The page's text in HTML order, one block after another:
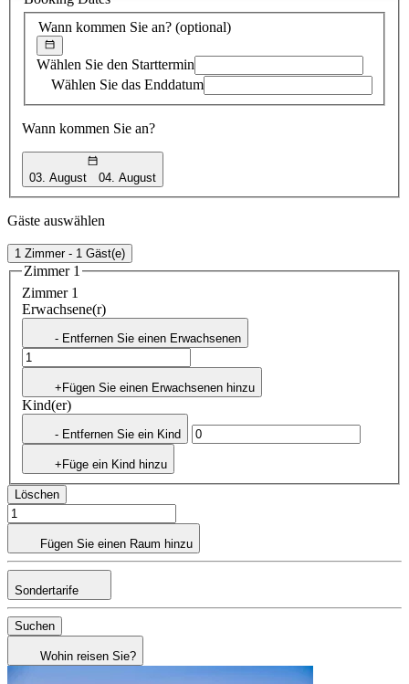
Wann kommen Sie an? (optional)
Wählen Sie den Starttermin
Wählen Sie das Enddatum
Wann kommen Sie an?
03. August 04. August
Gäste auswählen
1 Zimmer - 1 Gäst(e)
Zimmer 1
Zimmer 1
Erwachsene(r)
- Entfernen Sie einen Erwachsenen
+Fügen Sie einen Erwachsenen hinzu
Kind(er)
- Entfernen Sie ein Kind
+Füge ein Kind hinzu
Löschen
Fügen Sie einen Raum hinzu
Sondertarife
Suchen
Wohin reisen Sie?